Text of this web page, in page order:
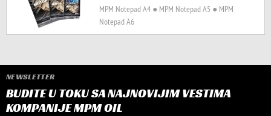
MPM Notepad A4 ● MPM Notepad A5 ● MPM
Notepad A6
NEWSLETTER
BUDITE U TOKU SA NAJNOVIJIM VESTIMA
KOMPANIJE MPM OIL